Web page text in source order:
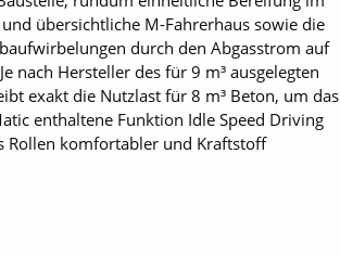
übersichtliche M-Fahrerhaus sowie die
durch den Abgasstrom auf
nach Hersteller des für 9 m³ ausgelegten
exakt die Nutzlast für 8 m³ Beton, um das
enthaltene Funktion Idle Speed Driving
Rollen komfortabler und Kraftstoff